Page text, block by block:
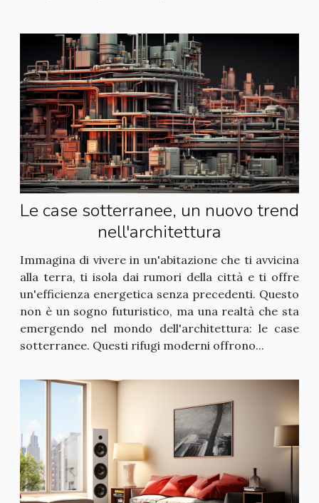
Le case sotterranee, un nuovo trend
nell'architettura
Immagina di vivere in un'abitazione che ti avvicina
alla terra, ti isola dai rumori della città e ti offre
un'efficienza energetica senza precedenti. Questo
non è un sogno futuristico, ma una realtà che sta
emergendo nel mondo dell'architettura: le case
sotterranee. Questi rifugi moderni offrono...